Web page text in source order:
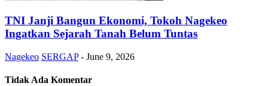
TNI Janji Bangun Ekonomi, Tokoh Nagekeo
Ingatkan Sejarah Tanah Belum Tuntas
Nagekeo SERGAP - June 9, 2026
Tidak Ada Komentar